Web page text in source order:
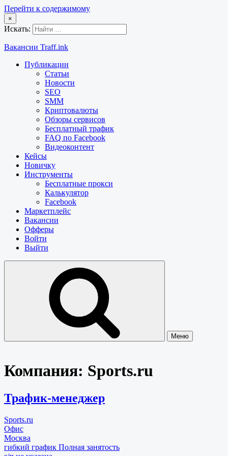
Перейти к содержимому
×
Искать:
Вакансии Traff.ink
Публикации
Статьи
Новости
SEO
SMM
Криптовалюты
Обзоры сервисов
Бесплатный трафик
FAQ по Facebook
Видеоконтент
Кейсы
Новичку
Инструменты
Бесплатные прокси
Калькулятор
Facebook
Маркетплейс
Вакансии
Офферы
Войти
Выйти
Меню
Компания: Sports.ru
Трафик-менеджер
Sports.ru
Офис
Москва
гибкий график Полная занятость